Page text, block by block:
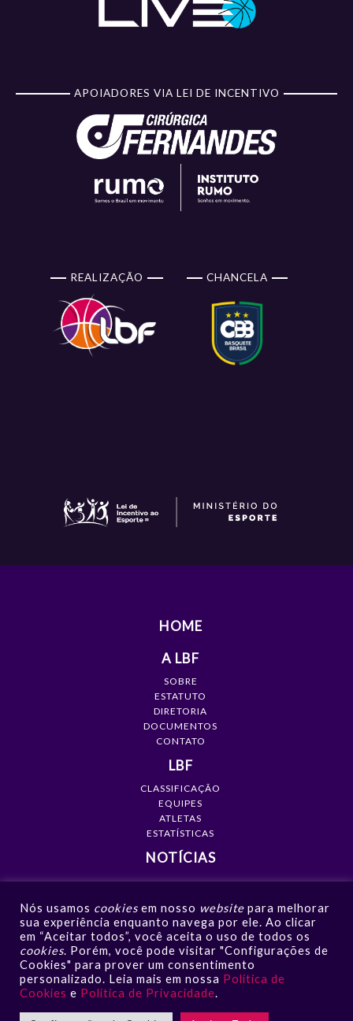
APOIADORES VIA LEI DE INCENTIVO
REALIZAÇÃO CHANCELA
HOME
A LBF
SOBRE
ESTATUTO
DIRETORIA
DOCUMENTOS
CONTATO
LBF
CLASSIFICAÇÃO
EQUIPES
ATLETAS
ESTATÍSTICAS
NOTÍCIAS
GALERIAS
VÍDEOS
NOTÍCIAS
CONTATO
Nós usamos cookies em nosso website para melhorar
sua experiência enquanto navega por ele. Ao clicar
em “Aceitar todos”, você aceita o uso de todos os
cookies. Porém, você pode visitar "Configurações de
Cookies" para prover um consentimento
personalizado. Leia mais em nossa Política de
Cookies e Política de Privacidade.